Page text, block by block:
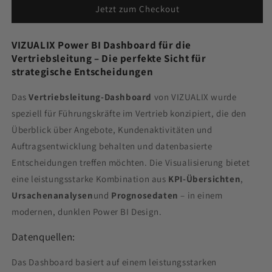
Jetzt zum Checkout
VIZUALIX Power BI Dashboard für die
Vertriebsleitung – Die perfekte Sicht für
strategische Entscheidungen
DasVertriebsleitung-Dashboard von VIZUALIX wurde
speziell für Führungskräfte im Vertrieb konzipiert, die den
Überblick über Angebote, Kundenaktivitäten und
Auftragsentwicklung behalten und datenbasierte
Entscheidungen treffen möchten. Die Visualisierung bietet
eine leistungsstarke Kombination aus KPI-Übersichten,
Ursachenanalysenund Prognosedaten – in einem
modernen, dunklen Power BI Design.
Datenquellen:
Das Dashboard basiert auf einem leistungsstarken